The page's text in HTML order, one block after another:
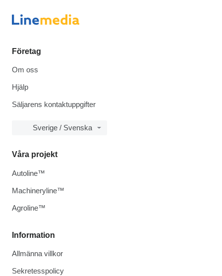
Företag
Om oss
Hjälp
Säljarens kontaktuppgifter
Sverige / Svenska
Information
Allmänna villkor
Sekretesspolicy
Våra projekt
Autoline™
Machineryline™
Agroline™